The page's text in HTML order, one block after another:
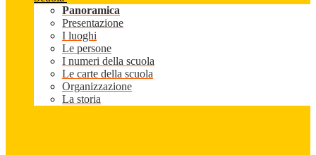
Panoramica
Presentazione
I luoghi
Le persone
I numeri della scuola
Le carte della scuola
Organizzazione
La storia